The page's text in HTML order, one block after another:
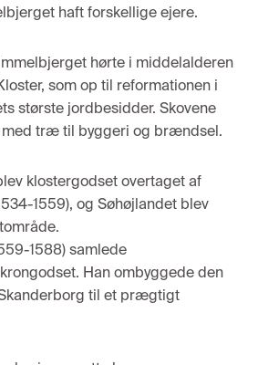
haft forskellige ejere.
hørte i middelalderen
som op til reformationen i
største jordbesidder. Skovene
med træ til byggeri og brændsel.
klostergodset overtaget af
1559), og Søhøjlandet blev
1588) samlede
Han ombyggede den
til et prægtigt